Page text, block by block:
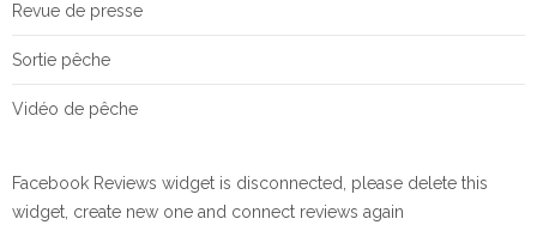
Revue de presse
Sortie pêche
Vidéo de pêche
Facebook Reviews widget is disconnected, please delete this
widget, create new one and connect reviews again